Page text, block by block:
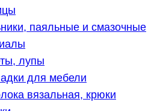
паяльные и смазочные
лупы
для мебели
вязальная, крюки